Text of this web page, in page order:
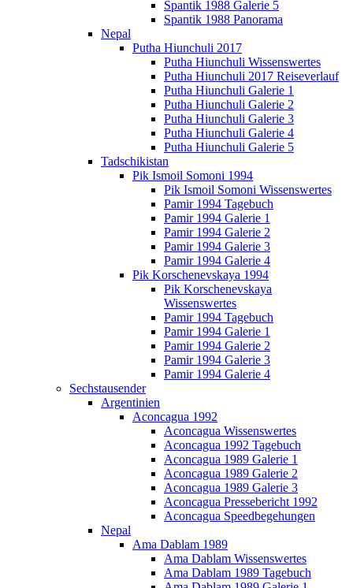
Spantik 1988 Galerie 5
Spantik 1988 Panorama
Nepal
Putha Hiunchuli 2017
Putha Hiunchuli Wissenswertes
Putha Hiunchuli 2017 Reiseverlauf
Putha Hiunchuli Galerie 1
Putha Hiunchuli Galerie 2
Putha Hiunchuli Galerie 3
Putha Hiunchuli Galerie 4
Putha Hiunchuli Galerie 5
Tadschikistan
Pik Ismoil Somoni 1994
Pik Ismoil Somoni Wissenswertes
Pamir 1994 Tagebuch
Pamir 1994 Galerie 1
Pamir 1994 Galerie 2
Pamir 1994 Galerie 3
Pamir 1994 Galerie 4
Pik Korschenevskaya 1994
Pik Korschenevskaya
Wissenswertes
Pamir 1994 Tagebuch
Pamir 1994 Galerie 1
Pamir 1994 Galerie 2
Pamir 1994 Galerie 3
Pamir 1994 Galerie 4
Sechstausender
Argentinien
Aconcagua 1992
Aconcagua Wissenswertes
Aconcagua 1992 Tagebuch
Aconcagua 1989 Galerie 1
Aconcagua 1989 Galerie 2
Aconcagua 1989 Galerie 3
Aconcagua Pressebericht 1992
Aconcagua Speedbegehungen
Nepal
Ama Dablam 1989
Ama Dablam Wissenswertes
Ama Dablam 1989 Tagebuch